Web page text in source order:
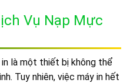
Vụ Nạp Mực
in là một thiết bị không thể
Tuy nhiên, việc máy in hết